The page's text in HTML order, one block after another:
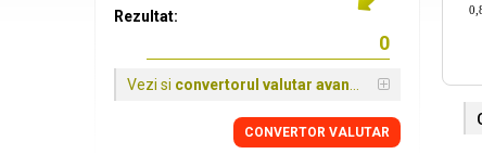
Rezultat:
Vezi si convertorul valutar avansat
CONVERTOR VALUTAR